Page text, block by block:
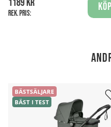
Rek. pris:
Köp
BÄSTSÄLJARE
BÄST I TEST